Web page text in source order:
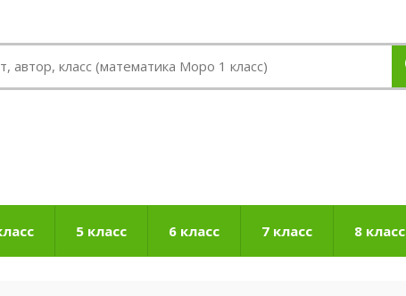
5 класс 6 класс 7 класс 8 класс